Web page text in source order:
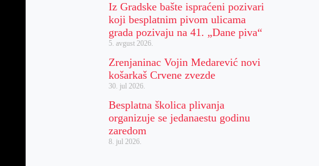
Iz Gradske bašte ispraćeni pozivari
koji besplatnim pivom ulicama
grada pozivaju na 41. „Dane piva“
5. avgust 2026.
Zrenjaninac Vojin Medarević novi
košarkaš Crvene zvezde
30. jul 2026.
Besplatna školica plivanja
organizuje se jedanaestu godinu
zaredom
8. jul 2026.